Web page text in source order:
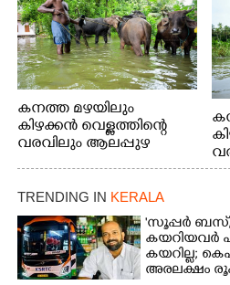
കനത്ത മഴയിലും
കിഴക്കൻ വെള്ളത്തിന്റെ
വരവിലും ആലപ്പുഴ
കയറിയതിനാൽ
വളർത്തുമൃഗങ്ങളെ
സുരക്ഷിത സ്ഥാനത്തേയ്ക്ക്
മാറ്റുന്നയാൾ
TRENDING IN KERALA
'സൂപ്പർ ബസ്,
കയറിയവർ
കയറില്ല;
അരലക്ഷം